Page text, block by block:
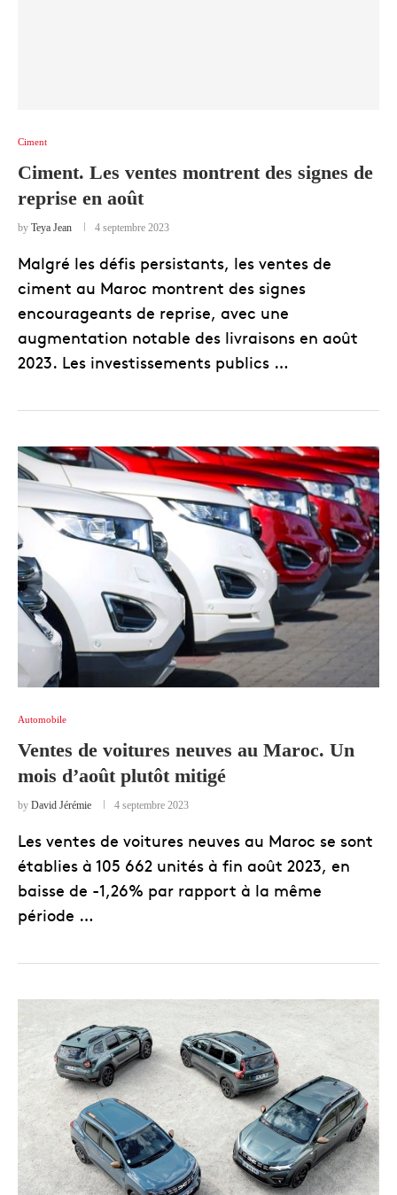
Ciment
Ciment. Les ventes montrent des signes de
reprise en août
by Teya Jean 4 septembre 2023
Malgré les défis persistants, les ventes de
ciment au Maroc montrent des signes
encourageants de reprise, avec une
augmentation notable des livraisons en août
2023. Les investissements publics …
Automobile
Ventes de voitures neuves au Maroc. Un
mois d’août plutôt mitigé
by David Jérémie 4 septembre 2023
Les ventes de voitures neuves au Maroc se sont
établies à 105 662 unités à fin août 2023, en
baisse de -1,26% par rapport à la même
période …